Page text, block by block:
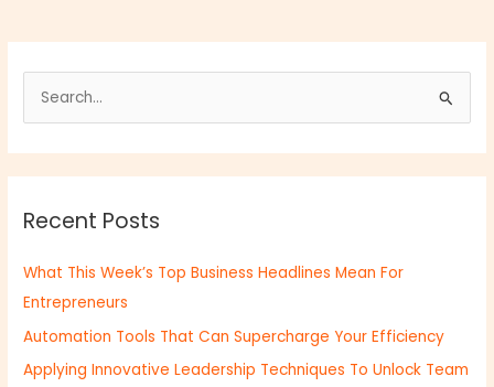
e
a
c
f
o
r
:
Recent Posts
What This Week’s Top Business Headlines Mean For
Entrepreneurs
Automation Tools That Can Supercharge Your Efficiency
Applying Innovative Leadership Techniques To Unlock Team